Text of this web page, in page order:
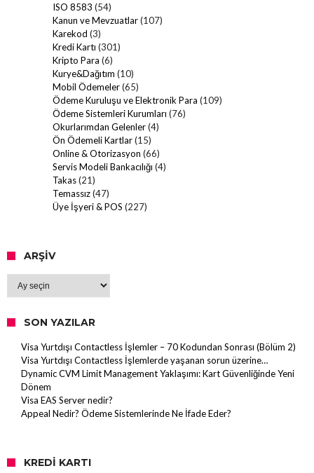
ISO 8583 (54)
Kanun ve Mevzuatlar(107)
Karekod (3)
Kredi Kartı (301)
Kripto Para (6)
Kurye&Dağıtım (10)
Mobil Ödemeler(65)
Ödeme Kuruluşu ve Elektronik Para (109)
Ödeme Sistemleri Kurumları (76)
Okurlarımdan Gelenler(4)
Ön Ödemeli Kartlar(15)
Online & Otorizasyon (66)
Servis Modeli Bankacılığı (4)
Takas(21)
Temassız(47)
Üye İşyeri & POS (227)
ARŞIV
SON YAZILAR
Visa Yurtdışı Contactless İşlemler – 70 Kodundan Sonrası (Bölüm 2)
Visa Yurtdışı Contactless İşlemlerde yaşanan sorun üzerine…
Dynamic CVM Limit Management Yaklaşımı: Kart Güvenliğinde Yeni
Dönem
Visa EAS Server nedir?
Appeal Nedir? Ödeme Sistemlerinde Ne İfade Eder?
KREDI KARTI